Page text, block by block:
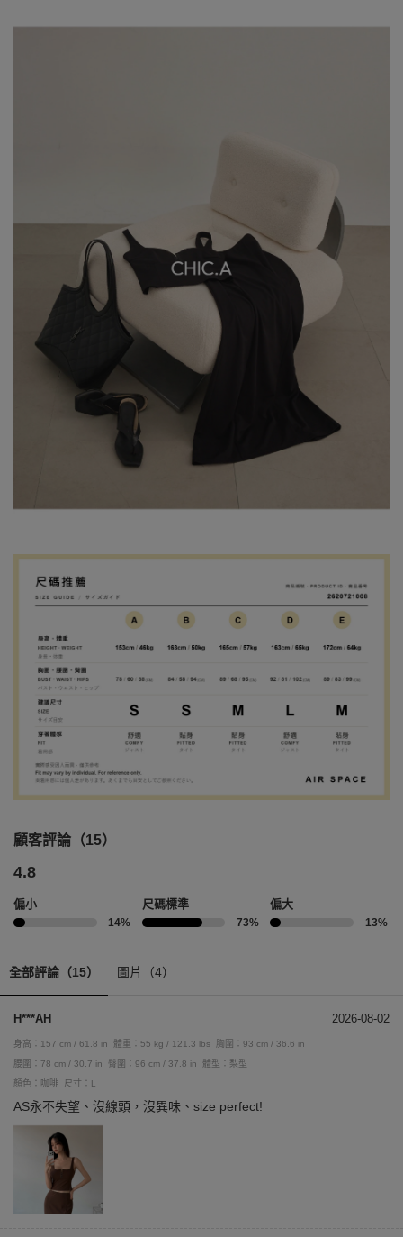
顧客評論（15）
4.8
偏小
14%
尺碼標準
73%
偏大
13%
全部評論（15） 圖片（4）
H***AH 2026-08-02
身高：157 cm / 61.8 in 體重：55 kg / 121.3 lbs
胸圍：93 cm / 36.6 in
腰圍：78 cm / 30.7 in
臀圍：96 cm / 37.8 in
體型：梨型
顏色：咖啡
尺寸：L
AS永不失望、沒線頭，沒異味、size perfect!